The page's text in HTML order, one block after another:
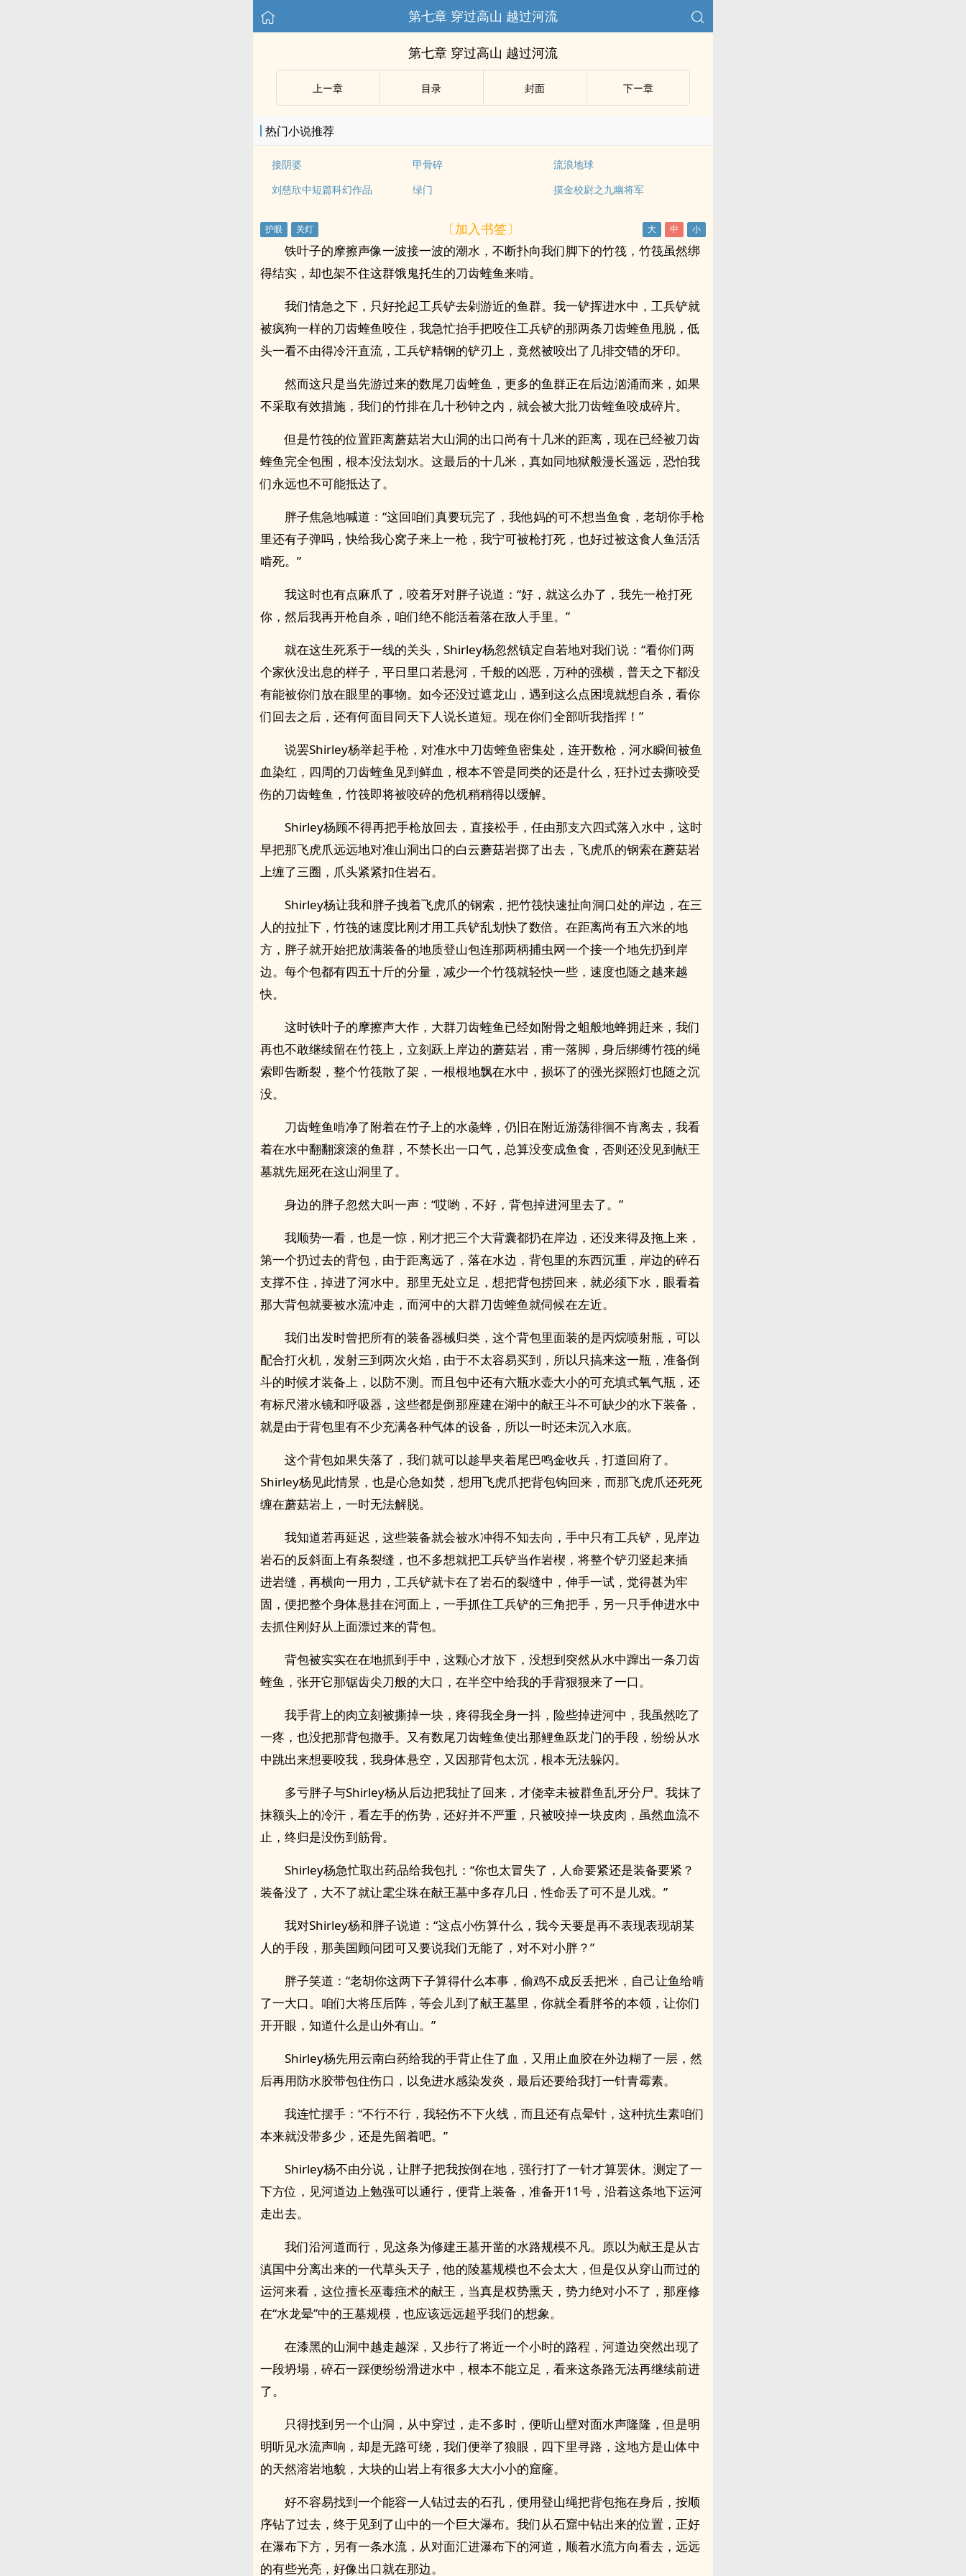
第七章 穿过高山 越过河流
第七章 穿过高山 越过河流
上ー章 目录 封面 下ー章
热门小说推荐
接阴婆 甲骨碎
流浪地球
刘慈欣中短篇科幻作品
绿门 摸金校尉之九幽将军
〔加入书签〕
铁叶子的摩擦声像一波接一波的潮水，不断扑向我们脚下的竹筏，竹筏虽然绑
得结实，却也架不住这群饿鬼托生的刀齿蝰鱼来啃。
我们情急之下，只好抡起工兵铲去剁游近的鱼群。我一铲挥进水中，工兵铲就
被疯狗一样的刀齿蝰鱼咬住，我急忙抬手把咬住工兵铲的那两条刀齿蝰鱼甩脱，低
头一看不由得冷汗直流，工兵铲精钢的铲刃上，竟然被咬出了几排交错的牙印。
然而这只是当先游过来的数尾刀齿蝰鱼，更多的鱼群正在后边汹涌而来，如果
不采取有效措施，我们的竹排在几十秒钟之内，就会被大批刀齿蝰鱼咬成碎片。
但是竹筏的位置距离蘑菇岩大山洞的出口尚有十几米的距离，现在已经被刀齿
蝰鱼完全包围，根本没法划水。这最后的十几米，真如同地狱般漫长遥远，恐怕我
们永远也不可能抵达了。
胖子焦急地喊道：“这回咱们真要玩完了，我他妈的可不想当鱼食，老胡你手枪
里还有子弹吗，快给我心窝子来上一枪，我宁可被枪打死，也好过被这食人鱼活活
啃死。”
我这时也有点麻爪了，咬着牙对胖子说道：“好，就这么办了，我先一枪打死
你，然后我再开枪自杀，咱们绝不能活着落在敌人手里。”
就在这生死系于一线的关头，Shirley杨忽然镇定自若地对我们说：“看你们两
个家伙没出息的样子，平日里口若悬河，千般的凶恶，万种的强横，普天之下都没
有能被你们放在眼里的事物。如今还没过遮龙山，遇到这么点困境就想自杀，看你
们回去之后，还有何面目同天下人说长道短。现在你们全部听我指挥！”
说罢Shirley杨举起手枪，对准水中刀齿蝰鱼密集处，连开数枪，河水瞬间被鱼
血染红，四周的刀齿蝰鱼见到鲜血，根本不管是同类的还是什么，狂扑过去撕咬受
伤的刀齿蝰鱼，竹筏即将被咬碎的危机稍稍得以缓解。
Shirley杨顾不得再把手枪放回去，直接松手，任由那支六四式落入水中，这时
早把那飞虎爪远远地对准山洞出口的白云蘑菇岩掷了出去，飞虎爪的钢索在蘑菇岩
上缠了三圈，爪头紧紧扣住岩石。
Shirley杨让我和胖子拽着飞虎爪的钢索，把竹筏快速扯向洞口处的岸边，在三
人的拉扯下，竹筏的速度比刚才用工兵铲乱划快了数倍。在距离尚有五六米的地
方，胖子就开始把放满装备的地质登山包连那两柄捕虫网一个接一个地先扔到岸
边。每个包都有四五十斤的分量，减少一个竹筏就轻快一些，速度也随之越来越
快。
这时铁叶子的摩擦声大作，大群刀齿蝰鱼已经如附骨之蛆般地蜂拥赶来，我们
再也不敢继续留在竹筏上，立刻跃上岸边的蘑菇岩，甫一落脚，身后绑缚竹筏的绳
索即告断裂，整个竹筏散了架，一根根地飘在水中，损坏了的强光探照灯也随之沉
没。
刀齿蝰鱼啃净了附着在竹子上的水彘蜂，仍旧在附近游荡徘徊不肯离去，我看
着在水中翻翻滚滚的鱼群，不禁长出一口气，总算没变成鱼食，否则还没见到献王
墓就先屈死在这山洞里了。
身边的胖子忽然大叫一声：“哎哟，不好，背包掉进河里去了。”
我顺势一看，也是一惊，刚才把三个大背囊都扔在岸边，还没来得及拖上来，
第一个扔过去的背包，由于距离远了，落在水边，背包里的东西沉重，岸边的碎石
支撑不住，掉进了河水中。那里无处立足，想把背包捞回来，就必须下水，眼看着
那大背包就要被水流冲走，而河中的大群刀齿蝰鱼就伺候在左近。
我们出发时曾把所有的装备器械归类，这个背包里面装的是丙烷喷射瓶，可以
配合打火机，发射三到两次火焰，由于不太容易买到，所以只搞来这一瓶，准备倒
斗的时候才装备上，以防不测。而且包中还有六瓶水壶大小的可充填式氧气瓶，还
有标尺潜水镜和呼吸器，这些都是倒那座建在湖中的献王斗不可缺少的水下装备，
就是由于背包里有不少充满各种气体的设备，所以一时还未沉入水底。
这个背包如果失落了，我们就可以趁早夹着尾巴鸣金收兵，打道回府了。
Shirley杨见此情景，也是心急如焚，想用飞虎爪把背包钩回来，而那飞虎爪还死死
缠在蘑菇岩上，一时无法解脱。
我知道若再延迟，这些装备就会被水冲得不知去向，手中只有工兵铲，见岸边
岩石的反斜面上有条裂缝，也不多想就把工兵铲当作岩楔，将整个铲刃竖起来‌‌插‍‍​
进‎­‍岩缝，再横向一用力，工兵铲就卡在了岩石的裂缝中，伸手一试，觉得甚为牢
固，便把整个身体悬挂在河面上，一手抓住工兵铲的三角把手，另一只手伸进水中
去抓住刚好从上面漂过来的背包。
背包被实实在在地抓到手中，这颗心才放下，没想到突然从水中蹿出一条刀齿
蝰鱼，张开它那锯齿尖刀般的大口，在半空中给我的手背狠狠来了一口。
我手背上的肉立刻被撕掉一块，疼得我全身一抖，险些掉进河中，我虽然吃了
一疼，也没把那背包撒手。又有数尾刀齿蝰鱼使出那鲤鱼跃龙门的手段，纷纷从水
中跳出来想要咬我，我身体悬空，又因那背包太沉，根本无法躲闪。
多亏胖子与Shirley杨从后边把我扯了回来，才侥幸未被群鱼乱牙分尸。我抹了
抹额头上的冷汗，看左手的伤势，还好并不严重，只被咬掉一块皮肉，虽然血流不
止，终归是没伤到筋骨。
Shirley杨急忙取出药品给我包扎：“你也太冒失了，人命要紧还是装备要紧？
装备没了，大不了就让雮尘珠在献王墓中多存几日，性命丢了可不是儿戏。”
我对Shirley杨和胖子说道：“这点小伤算什么，我今天要是再不表现表现胡某
人的手段，那美国顾问团可又要说我们无能了，对不对小胖？”
胖子笑道：“老胡你这两下子算得什么本事，偷鸡不成反丢把米，自己让鱼给啃
了一大口。咱们大将压后阵，等会儿到了献王墓里，你就全看胖爷的本领，让你们
开开眼，知道什么是山外有山。”
Shirley杨先用云南白药给我的手背止住了血，又用止血胶在外边糊了一层，然
后再用防水胶带包住伤口，以免进水感染发炎，最后还要给我打一针青霉素。
我连忙摆手：“不行不行，我轻伤不下火线，而且还有点晕针，这种抗生素咱们
本来就没带多少，还是先留着吧。”
Shirley杨不由分说，让胖子把我按倒在地，强行打了一针才算罢休。测定了一
下方位，见河道边上勉强可以通行，便背上装备，准备开11号，沿着这条地下运河
走出去。
我们沿河道而行，见这条为修建王墓开凿的水路规模不凡。原以为献王是从古
滇国中分离出来的一代草头天子，他的陵墓规模也不会太大，但是仅从穿山而过的
运河来看，这位擅长巫毒痋术的献王，当真是权势熏天，势力绝对小不了，那座修
在“水龙晕”中的王墓规模，也应该远远超乎我们的想象。
在漆黑的山洞中越走越深，又步行了将近一个小时的路程，河道边突然出现了
一段坍塌，碎石一踩便纷纷滑进水中，根本不能立足，看来这条路无法再继续前进
了。
只得找到另一个山洞，从中穿过，走不多时，便听山壁对面水声隆隆，但是明
明听见水流声响，却是无路可绕，我们便举了狼眼，四下里寻路，这地方是山体中
的天然溶岩地貌，大块的山岩上有很多大大小小的窟窿。
好不容易找到一个能容一人钻过去的石孔，便用登山绳把背包拖在身后，按顺
序钻了过去，终于见到了山中的一个巨大瀑布。我们从石窟中钻出来的位置，正好
在瀑布下方，另有一条水流，从对面汇进瀑布下的河道，顺着水流方向看去，远远
的有些光亮，好像出口就在那边。